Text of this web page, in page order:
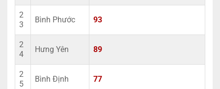
2
3
Bình Phước 93
2
4
Hưng Yên 89
2
5
Bình Định 77